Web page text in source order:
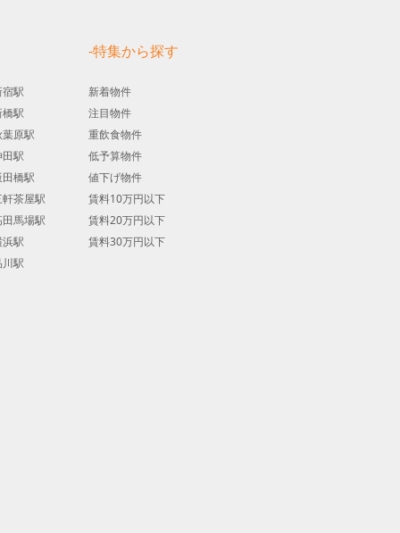
駅
駅
葉原駅
駅
田橋駅
軒茶屋駅
田馬場駅
駅
駅
-特集から探す
新着物件
注目物件
重飲食物件
低予算物件
値下げ物件
賃料10万円以下
賃料20万円以下
賃料30万円以下